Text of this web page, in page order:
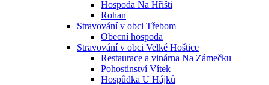
Hospoda Na Hřišti
Rohan
Stravování v obci Třebom
Obecní hospoda
Stravování v obci Velké Hoštice
Restaurace a vinárna Na Zámečku
Pohostinství Vítek
Hospůdka U Hájků